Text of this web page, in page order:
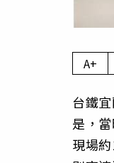
A+
台鐵
是，
現場